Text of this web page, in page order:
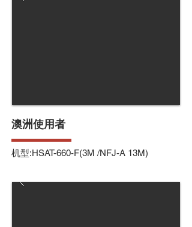
澳洲使用者
机型:HSAT-660-F(3M /NFJ-A 13M)